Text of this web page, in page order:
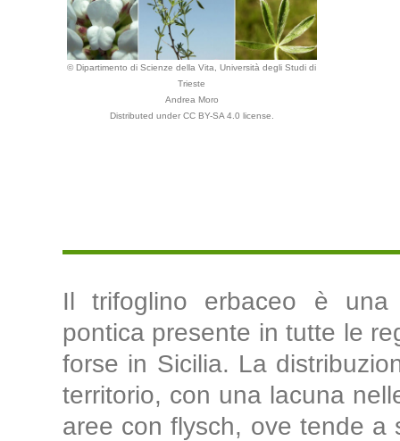
© Dipartimento di Scienze della Vita, Università degli Studi di
Trieste
Andrea Moro
Distributed under CC BY-SA 4.0 license.
Il trifoglino erbaceo è una
pontica presente in tutte le
forse in Sicilia. La
territorio, con una lacuna
aree con flysch, ove tende a